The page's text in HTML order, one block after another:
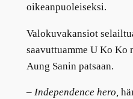
oikeanpuoleiseksi.
Valokuvakansiot
saavuttuamme U Ko
Aung Sanin patsaan.
–Independence hero,